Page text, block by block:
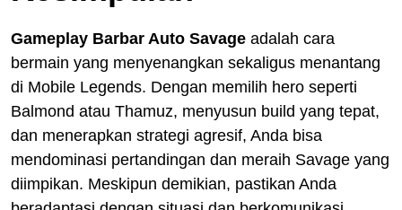
Gameplay Barbar Auto Savage adalah cara
bermain yang menyenangkan sekaligus menantang
di Mobile Legends. Dengan memilih hero seperti
Balmond atau Thamuz, menyusun build yang tepat,
dan menerapkan strategi agresif, Anda bisa
mendominasi pertandingan dan meraih Savage yang
diimpikan. Meskipun demikian, pastikan Anda